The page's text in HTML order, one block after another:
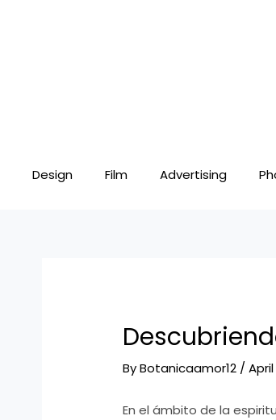
Design Film Advertising
ByBotanicaamor12 /April
En el ámbito de la